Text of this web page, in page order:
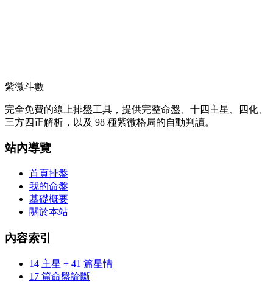
紫微斗數
完全免費的線上排盤工具，提供完整命盤、十四主星、四化、
三方四正解析，以及 98 種紫微格局的自動判讀。
站內導覽
首頁排盤
我的命盤
基礎概要
關於本站
內容索引
14 主星 + 41 篇星情
17 篇命盤論斷